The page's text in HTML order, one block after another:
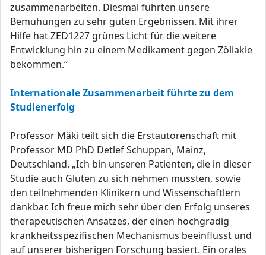
zusammenarbeiten. Diesmal führten unsere
Bemühungen zu sehr guten Ergebnissen. Mit ihrer
Hilfe hat ZED1227 grünes Licht für die weitere
Entwicklung hin zu einem Medikament gegen Zöliakie
bekommen.“
Internationale Zusammenarbeit führte zu dem
Studienerfolg
Professor Mäki teilt sich die Erstautorenschaft mit
Professor MD PhD Detlef Schuppan, Mainz,
Deutschland. „Ich bin unseren Patienten, die in dieser
Studie auch Gluten zu sich nehmen mussten, sowie
den teilnehmenden Klinikern und Wissenschaftlern
dankbar. Ich freue mich sehr über den Erfolg unseres
therapeutischen Ansatzes, der einen hochgradig
krankheitsspezifischen Mechanismus beeinflusst und
auf unserer bisherigen Forschung basiert. Ein orales